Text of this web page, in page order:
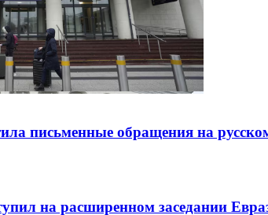
письменные обращения на
на расширенном заседании